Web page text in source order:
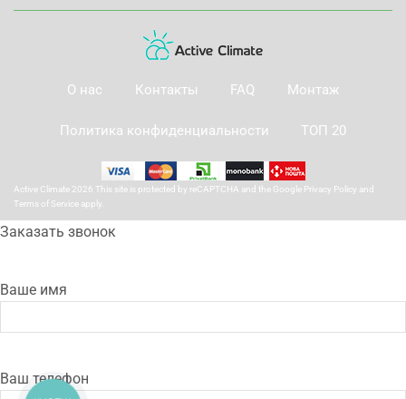
О нас Контакты FAQ Монтаж
Политика конфиденциальности ТОП 20
Active Climate 2026 This site is protected by reCAPTCHA and the Google Privacy Policy and
Terms of Service apply.
Заказать звонок
Ваше имя
Ваш телефон